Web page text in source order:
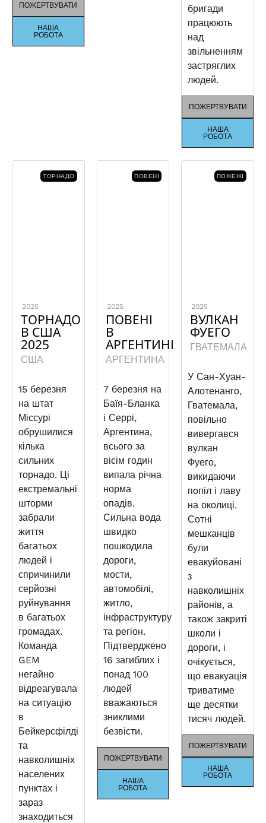
ПОЖЕРТВУВАТИ
НАША
РОБОТА
бригади
працюють
над
звільненням
застряглих
людей.
ПОЖЕРТВУВАТИ
НАША
РОБОТА
ТОРНАДО
2025
ТОРНАДО
В США
2025
США
15 березня
на штат
Міссурі
обрушилися
кілька
сильних
торнадо. Ці
екстремальні
шторми
забрали
життя
багатьох
людей і
спричинили
серйозні
руйнування
в багатьох
громадах.
Команда
GEM
негайно
відреагувала
на ситуацію
в
Бейкерсфілді
та
навколишніх
населених
пунктах і
зараз
знаходиться
ПОВЕНІ
2025
ПОВЕНІ
В
АРГЕНТИНІ
АРГЕНТИНА
7 березня на
Баїя-Бланка
і Серрі,
Аргентина,
всього за
вісім годин
випала річна
норма
опадів.
Сильна вода
швидко
пошкодила
дороги,
мости,
автомобілі,
житло,
інфраструктуру
та регіон.
Підтверджено
16 загиблих і
понад 100
людей
вважаються
зниклими
безвісти.
ПОЖЕРТВУВАТИ
НАША
РОБОТА
ПОЖЕЖІ
2025
ВУЛКАН
ФУЕГО
ГВАТЕМАЛА
У Сан-Хуан-
Алотенанго,
Гватемала,
повільно
вивергався
вулкан
Фуего,
викидаючи
попіл і лаву
на околиці.
Сотні
мешканців
були
евакуйовані
з
навколишніх
районів, а
також закриті
школи і
дороги, і
очікується,
що евакуація
триватиме
ще десятки
тисяч людей.
ПОЖЕРТВУВАТИ
НАША
РОБОТА